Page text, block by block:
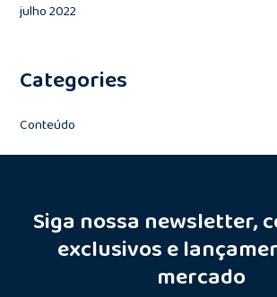
julho 2022
Categories
Conteúdo
Siga nossa newsletter,
exclusivos e
mercado